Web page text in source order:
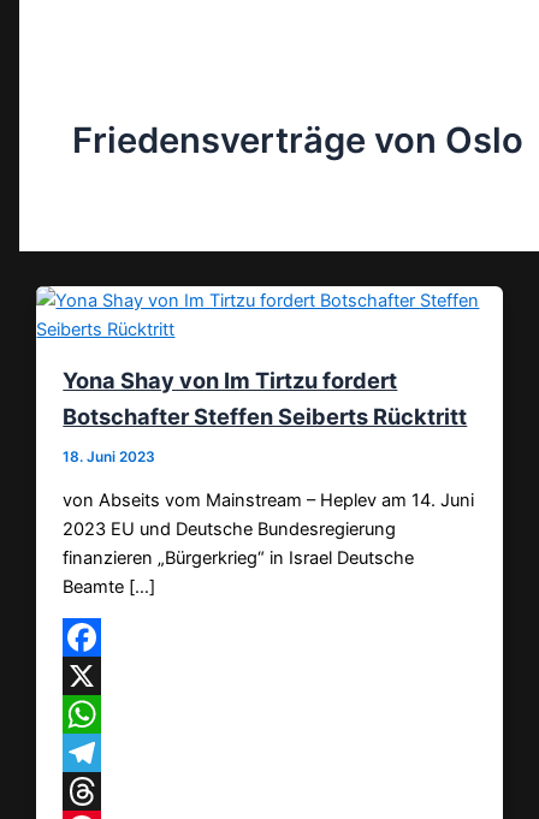
Friedensverträge von Oslo
Yona Shay von Im Tirtzu fordert
Botschafter Steffen Seiberts Rücktritt
18. Juni 2023
von Abseits vom Mainstream – Heplev am 14. Juni
2023 EU und Deutsche Bundesregierung
finanzieren „Bürgerkrieg“ in Israel Deutsche
Beamte […]
Facebook
X
WhatsApp
Telegram